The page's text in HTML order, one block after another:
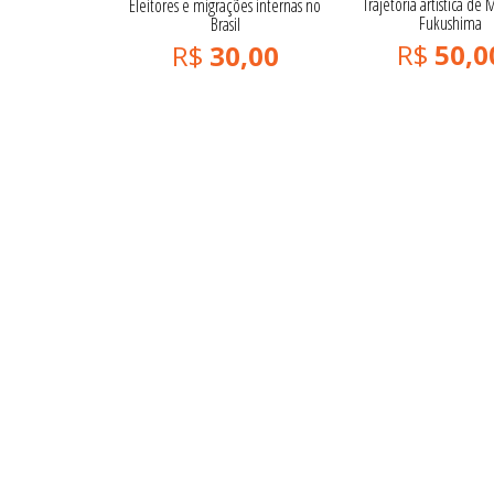
Eleitores e migrações internas no
Brasil
R$ 30,00
Fukushima
R$